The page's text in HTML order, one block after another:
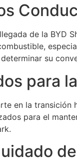
de la BYD
su
para
en la
para el